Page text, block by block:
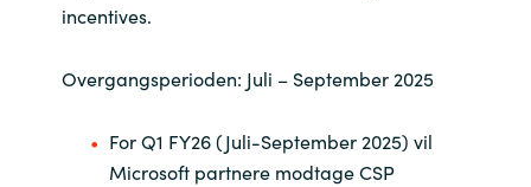
Kuwait
incentives.
Overgangsperioden: Juli – September 2025
For Q1 FY26 (Juli-September 2025) vil
Microsoft partnere modtage CSP